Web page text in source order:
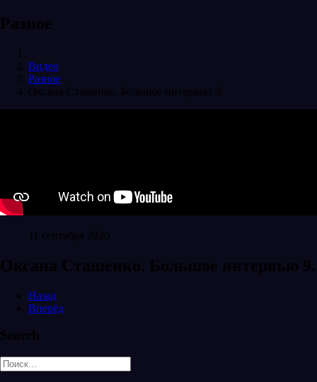
Разное
Видео
Разное
Оксана Сташенко. Большое интервью 9.
11 сентября 2020
Оксана Сташенко. Большое интервью 9.
Назад
Вперёд
Search